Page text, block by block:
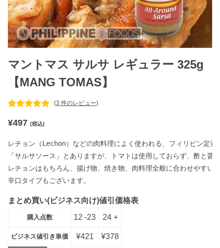
マントマス サルサ レギュラー 325g
【MANG TOMAS】
評価に基づ
5.00 点
(3 件のレビュー)
¥497 (税込)
レチョン（Lechon）などの肉料理によく使われる、フィリピン定番
「サルサソース」とありますが、トマトは使用しておらず、酢と
レチョンはもちろん、揚げ物、焼き物、肉料理全般に合わせやす
辛口タイプもございます。
まとめ買い(ビジネス向け)値引価格表
購入点数 12 -23 24 +
ビジネス値引き単価 ¥421 ¥378